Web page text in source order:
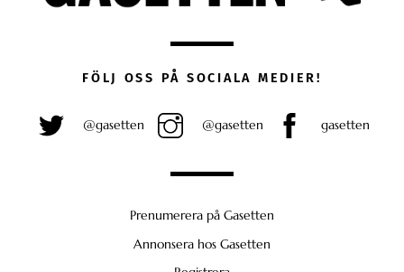
FÖLJ OSS PÅ SOCIALA MEDIER!
@gasetten @gasetten gasetten
Prenumerera på Gasetten
Annonsera hos Gasetten